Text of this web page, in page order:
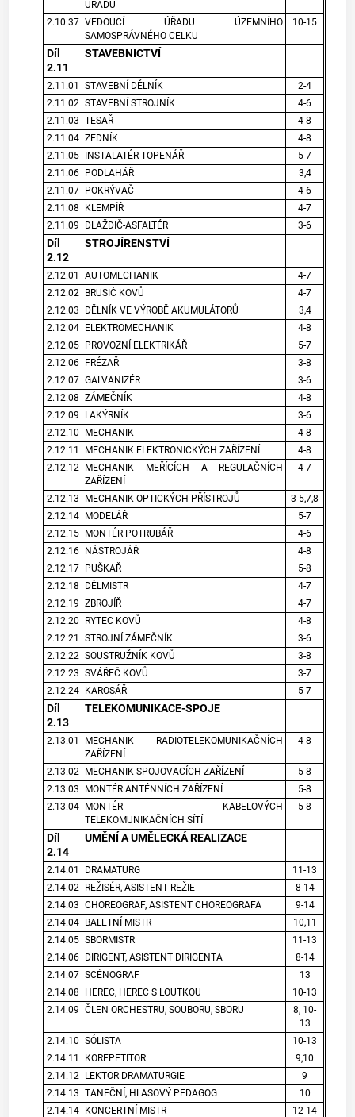
ÚŘADU
2.10.37 VEDOUCÍ ÚŘADU ÚZEMNÍHO
SAMOSPRÁVNÉHO CELKU
10-15
Díl
2.11
STAVEBNICTVÍ
2.11.01 STAVEBNÍ DĚLNÍK
2-4
2.11.02 STAVEBNÍ STROJNÍK
4-6
2.11.03 TESAŘ
4-8
2.11.04 ZEDNÍK
4-8
2.11.05 INSTALATÉR-TOPENÁŘ
5-7
2.11.06 PODLAHÁŘ
3,4
2.11.07 POKRÝVAČ
4-6
2.11.08
KLEMPÍŘ
4-7
2.11.09
DLAŽDIČ-ASFALTÉR 3-6
Díl
2.12
STROJÍRENSTVÍ
2.12.01 AUTOMECHANIK
4-7
2.12.02
BRUSIČ KOVŮ
4-7
2.12.03
DĚLNÍK VE VÝROBĚ AKUMULÁTORŮ
3,4
2.12.04 ELEKTROMECHANIK
4-8
2.12.05 PROVOZNÍ ELEKTRIKÁŘ
5-7
2.12.06 FRÉZAŘ
3-8
2.12.07 GALVANIZÉR
3-6
2.12.08 ZÁMEČNÍK
4-8
2.12.09
LAKÝRNÍK
3-6
2.12.10
MECHANIK
4-8
2.12.11
MECHANIK ELEKTRONICKÝCH ZAŘÍZENÍ
4-8
2.12.12
MECHANIK MEŘÍCÍCH A REGULAČNÍCH
ZAŘÍZENÍ
4-7
2.12.13 MECHANIK OPTICKÝCH PŘÍSTROJŮ
3-5,7,8
2.12.14 MODELÁŘ
5-7
2.12.15 MONTÉR POTRUBÁŘ
4-6
2.12.16 NÁSTROJÁŘ
4-8
2.12.17 PUŠKAŘ
5-8
2.12.18
DĚLMISTR
4-7
2.12.19 ZBROJÍŘ
4-7
2.12.20
RYTEC KOVŮ
4-8
2.12.21
STROJNÍ ZÁMEČNÍK
3-6
2.12.22 SOUSTRUŽNÍK KOVŮ
3-8
2.12.23 SVÁŘEČ KOVŮ
3-7
2.12.24 KAROSÁŘ 5-7
Díl
2.13
TELEKOMUNIKACE-SPOJE
2.13.01
MECHANIK RADIOTELEKOMUNIKAČNÍCH
ZAŘÍZENÍ
4-8
2.13.02 MECHANIK SPOJOVACÍCH ZAŘÍZENÍ
5-8
2.13.03
MONTÉR ANTÉNNÍCH ZAŘÍZENÍ
5-8
2.13.04 MONTÉR KABELOVÝCH
TELEKOMUNIKAČNÍCH SÍTÍ
5-8
Díl
2.14
UMĚNÍ A UMĚLECKÁ REALIZACE
2.14.01 DRAMATURG
11-13
2.14.02
REŽISÉR, ASISTENT REŽIE
8-14
2.14.03 CHOREOGRAF, ASISTENT CHOREOGRAFA
9-14
2.14.04 BALETNÍ MISTR
10,11
2.14.05 SBORMISTR
11-13
2.14.06 DIRIGENT, ASISTENT DIRIGENTA
8-14
2.14.07 SCÉNOGRAF
13
2.14.08
HEREC, HEREC S LOUTKOU
10-13
2.14.09 ČLEN ORCHESTRU, SOUBORU, SBORU
8, 10-
13
2.14.10 SÓLISTA
10-13
2.14.11
KOREPETITOR
9,10
2.14.12
LEKTOR DRAMATURGIE
9
2.14.13 TANEČNÍ, HLASOVÝ PEDAGOG
10
2.14.14 KONCERTNÍ MISTR
12-14